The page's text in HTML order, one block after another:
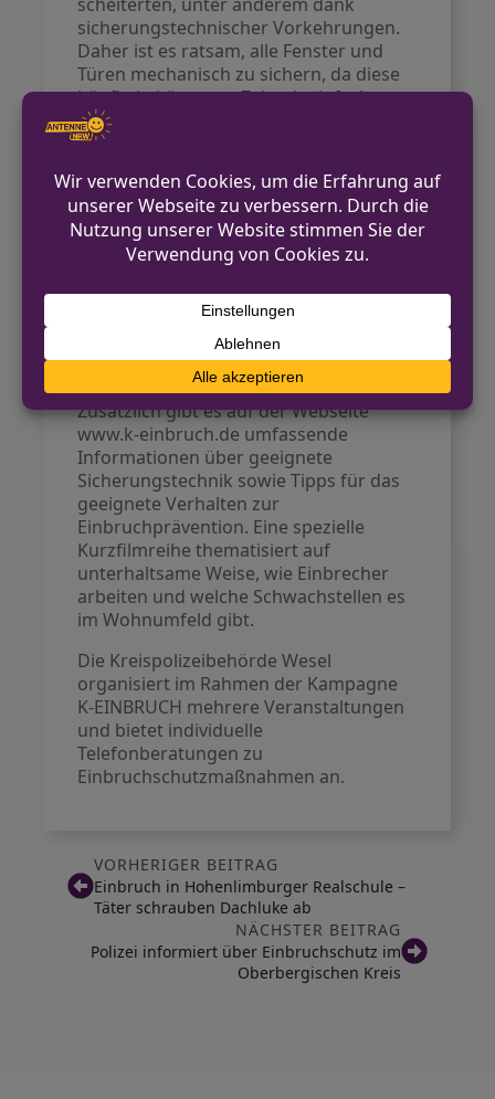
sicherungstechnischer Vorkehrungen.
Daher ist es ratsam, alle Fenster und
Türen mechanisch zu sichern, da diese
häufig in kürzester Zeit mit einfachen
Werkzeugen geöffnet werden können.
Sicherheitsvorkehrungen umfassen das
ordnungsgemäße Schließen von Türen
und Fenstern, das Vermeiden von
Hinweisen auf Abwesenheit sowie das
appelliert an die Eigenverantwortung
und ermutigt die Bürger, aufmerksam
zu sein, insbesondere auf verdächtige
Aktivitäten im Wohnumfeld.
Zusätzlich gibt es auf der Webseite
www.k-einbruch.de umfassende
Informationen über geeignete
Sicherungstechnik sowie Tipps für das
geeignete Verhalten zur
Einbruchprävention. Eine spezielle
Kurzfilmreihe thematisiert auf
unterhaltsame Weise, wie Einbrecher
arbeiten und welche Schwachstellen es
im Wohnumfeld gibt.
Die Kreispolizeibehörde Wesel
organisiert im Rahmen der Kampagne
K-EINBRUCH mehrere Veranstaltungen
und bietet individuelle
Telefonberatungen zu
Einbruchschutzmaßnahmen an.
VORHERIGER BEITRAG
Einbruch in Hohenlimburger Realschule –
Täter schrauben Dachluke ab
NÄCHSTER BEITRAG
Polizei informiert über Einbruchschutz im
Oberbergischen Kreis